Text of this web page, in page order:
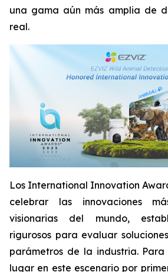
una gama aún más amplia de
real.
Los International Innovation
celebrar las innovaciones
visionarias del mundo,
rigurosos para evaluar
parámetros de la industria. Para
lugar en este escenario por